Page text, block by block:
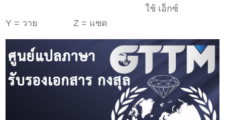
ใช้ เอ็กซ์
Y = วาย
Z = แซด